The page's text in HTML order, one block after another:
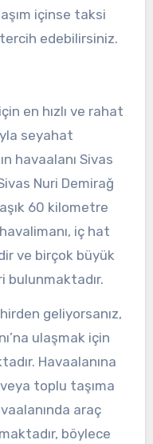
içinse taksi
edebilirsiniz.
en hızlı ve rahat
seyahat
havaalanı Sivas
Nuri Demirağ
60 kilometre
iç hat
ve birçok büyük
bulunmaktadır.
geliyorsanız,
ulaşmak için
Havaalanına
toplu taşıma
araç
böylece